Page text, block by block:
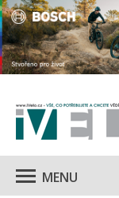
MENU